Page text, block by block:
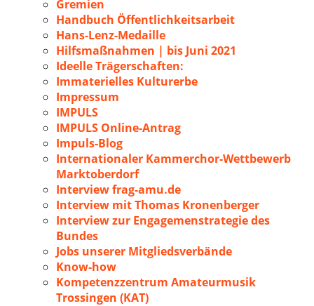
Gremien
Handbuch Öffentlichkeitsarbeit
Hans-Lenz-Medaille
Hilfsmaßnahmen | bis Juni 2021
Ideelle Trägerschaften:
Immaterielles Kulturerbe
Impressum
IMPULS
IMPULS Online-Antrag
Impuls-Blog
Internationaler Kammerchor-Wettbewerb
Marktoberdorf
Interview frag-amu.de
Interview mit Thomas Kronenberger
Interview zur Engagemenstrategie des
Bundes
Jobs unserer Mitgliedsverbände
Know-how
Kompetenzzentrum Amateurmusik
Trossingen (KAT)